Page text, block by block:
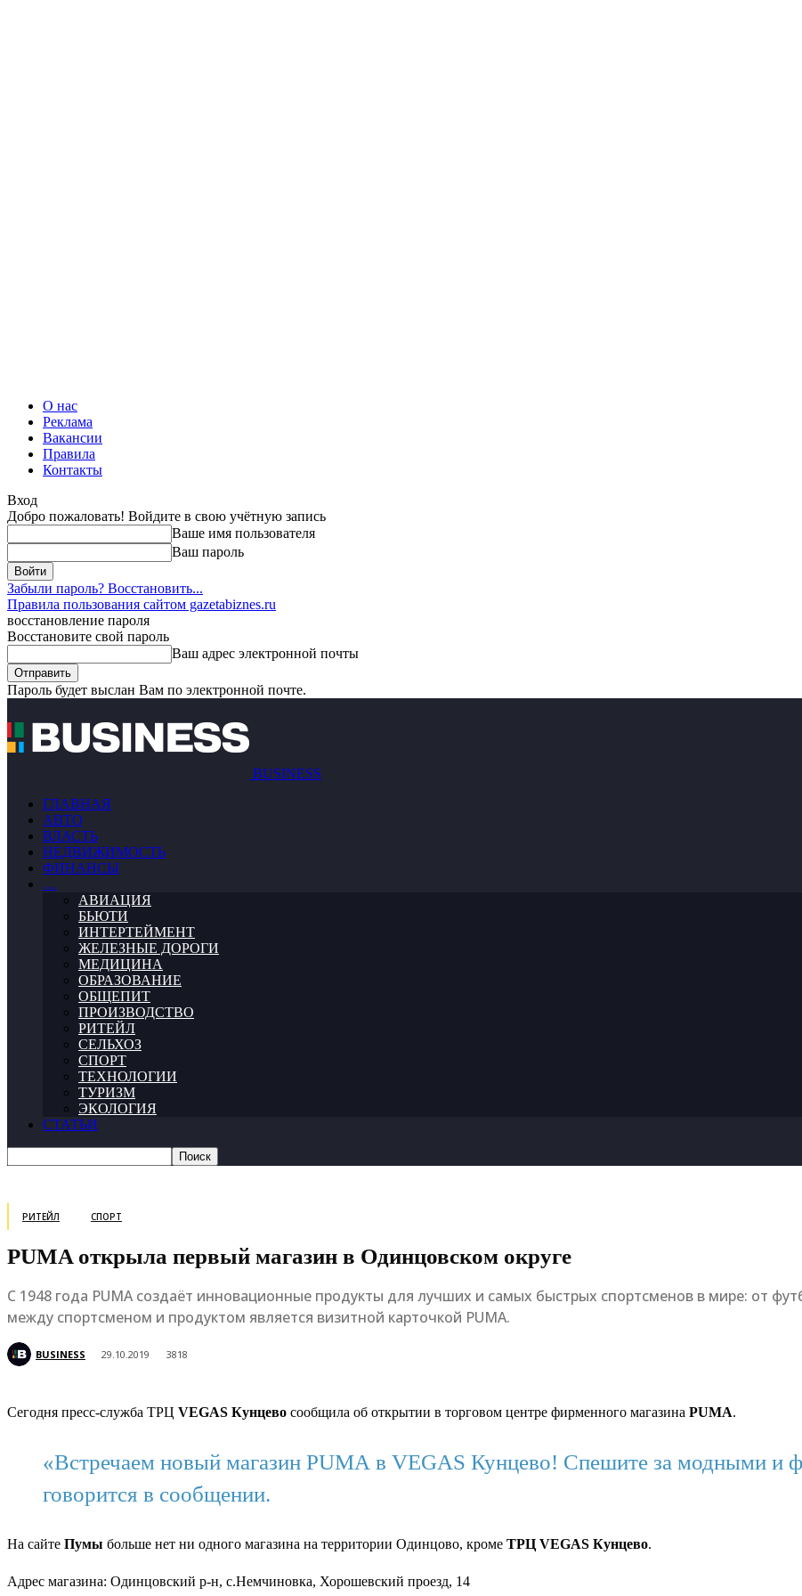
О нас
Реклама
Вакансии
Правила
Контакты
Вход
Добро пожаловать! Войдите в свою учётную запись
Ваше имя пользователя
Ваш пароль
Забыли пароль? Восстановить...
Правила пользования сайтом gazetabiznes.ru
восстановление пароля
Восстановите свой пароль
Ваш адрес электронной почты
Пароль будет выслан Вам по электронной почте.
BUSINESS
ГЛАВНАЯ
АВТО
ВЛАСТЬ
НЕДВИЖИМОСТЬ
ФИНАНСЫ
…
АВИАЦИЯ
БЬЮТИ
ИНТЕРТЕЙМЕНТ
ЖЕЛЕЗНЫЕ ДОРОГИ
МЕДИЦИНА
ОБРАЗОВАНИЕ
ОБЩЕПИТ
ПРОИЗВОДСТВО
РИТЕЙЛ
СЕЛЬХОЗ
СПОРТ
ТЕХНОЛОГИИ
ТУРИЗМ
ЭКОЛОГИЯ
СТАТЬИ
РИТЕЙЛ СПОРТ
PUMA открыла первый магазин в Одинцовском округе
С 1948 года PUMA создаёт инновационные продукты для лучших и самых быстрых спортсменов в мире: от
между спортсменом и продуктом является визитной карточкой PUMA.
BUSINESS 29.10.2019 3818
Сегодня пресс-служба ТРЦ VEGAS Кунцево сообщила об открытии в торговом центре фирменного магазина PUMA.
«Встречаем новый магазин PUMA в VEGAS Кунцево! Спешите за модными
говорится в сообщении.
На сайте Пумы больше нет ни одного магазина на территории Одинцово, кроме ТРЦ VEGAS Кунцево.
Адрес магазина: Одинцовский р-н, с.Немчиновка, Хорошевский проезд, 14